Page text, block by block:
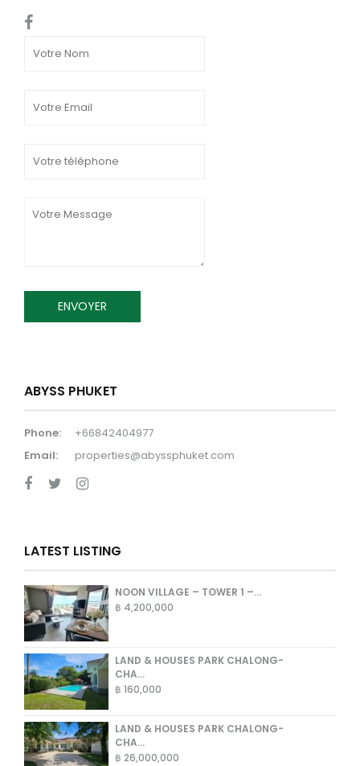
ABYSS PHUKET
Phone:
+66842404977
Email:
properties@abyssphuket.com
LATEST LISTING
NOON VILLAGE – TOWER 1 –...
฿ 4,200,000
LAND & HOUSES PARK CHALONG-
CHA...
฿ 160,000
LAND & HOUSES PARK CHALONG-
CHA...
฿ 26,000,000